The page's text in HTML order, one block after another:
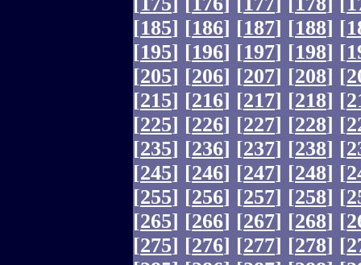
[185] [186] [187] [188] [
[195] [196] [197] [198] [
[205] [206] [207] [208] [
[215] [216] [217] [218] [
[225] [226] [227] [228] [
[235] [236] [237] [238] [
[245] [246] [247] [248] [
[255] [256] [257] [258] [
[265] [266] [267] [268] [
[275] [276] [277] [278] [